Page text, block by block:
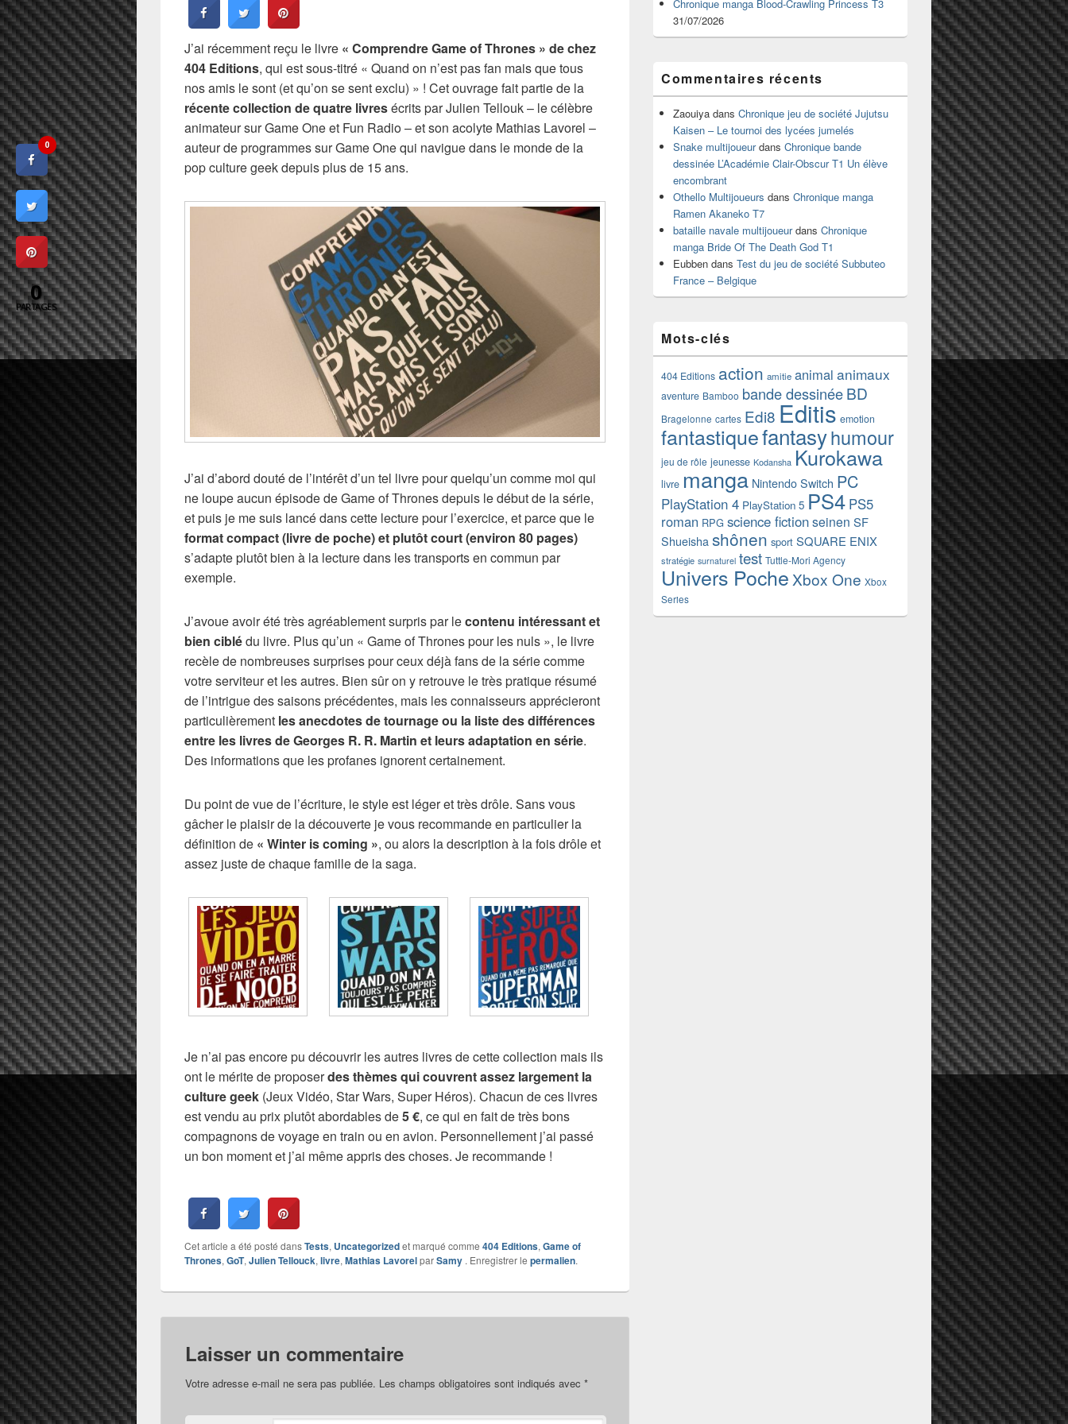
J’ai récemment reçu le livre « Comprendre Game of Thrones » de chez
404 Editions, qui est sous-titré « Quand on n’est pas fan mais que tous
nos amis le sont (et qu’on se sent exclu) » ! Cet ouvrage fait partie de la
récente collection de quatre livresécrits par Julien Tellouk – le célèbre
animateur sur Game One et Fun Radio – et son acolyte Mathias Lavorel –
auteur de programmes sur Game One qui navigue dans le monde de la
pop culture geek depuis plus de 15 ans.
J’ai d’abord douté de l’intérêt d’un tel livre pour quelqu’un comme moi qui
ne loupe aucun épisode de Game of Thrones depuis le début de la série,
et puis je me suis lancé dans cette lecture pour l’exercice, et parce que le
format compact (livre de poche) et plutôt court (environ 80 pages)
s’adapte plutôt bien à la lecture dans les transports en commun par
exemple.
J’avoue avoir été très agréablement surpris par lecontenu intéressant et
bien ciblédu livre. Plus qu’un « Game of Thrones pour les nuls », le livre
recèle de nombreuses surprises pour ceux déjà fans de la série comme
votre serviteur et les autres. Bien sûr on y retrouve le très pratique résumé
de l’intrigue des saisons précédentes, mais les connaisseurs apprécieront
particulièrement les anecdotes de tournage ou la liste des différences
entre les livres de Georges R. R. Martin et leurs adaptation en série.
Des informations que les profanes ignorent certainement.
Du point de vue de l’écriture, le style est léger et très drôle. Sans vous
gâcher le plaisir de la découverte je vous recommande en particulier la
définition de « Winter is coming », ou alors la description à la fois drôle et
assez juste de chaque famille de la saga.
Je n’ai pas encore pu découvrir les autres livres de cette collection mais ils
ont le mérite de proposerdes thèmes qui couvrent assez largement la
culture geek (Jeux Vidéo, Star Wars, Super Héros). Chacun de ces livres
est vendu au prix plutôt abordables de5 €, ce qui en fait de très bons
compagnons de voyage en train ou en avion. Personnellement j’ai passé
un bon moment et j’ai même appris des choses. Je recommande !
Cet article a été posté dansTests, Uncategorizedet marqué comme 404 Editions, Game of
Thrones, GoT, Julien Tellouck, livre, Mathias LavorelparSamy . Enregistrer le permalien.
Laisser un commentaire
Votre adresse e-mail ne sera pas publiée. Les champs obligatoires sont indiqués avec *
Chronique manga Blood-Crawling Princess T3
31/07/2026
Commentaires récents
Zaouiya dans Chronique jeu de société Jujutsu
Kaisen – Le tournoi des lycées jumelés
Snake multijoueurdans Chronique bande
dessinée L’Académie Clair-Obscur T1 Un élève
encombrant
Othello Multijoueurs dans Chronique manga
Ramen Akaneko T7
bataille navale multijoueurdans Chronique
manga Bride Of The Death God T1
Eubben dans Test du jeu de société Subbuteo
France – Belgique
Mots-clés
404 Editions action amitie animal animaux
aventure Bamboo bande dessinéeBD
Bragelonne cartes Edi8 Editis emotion
fantastiquefantasyhumour
jeu de rôle jeunesse Kodansha Kurokawa
livre manga Nintendo Switch PC
PlayStation 4 PlayStation 5 PS4 PS5
roman RPG science fictionseinen SF
Shueisha shônen sport SQUARE ENIX
stratégie surnaturel test Tuttle-Mori Agency
Univers Poche Xbox One Xbox
Series
0
0
PARTAGES